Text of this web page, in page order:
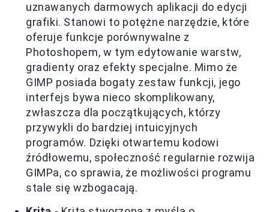
uznawanych darmowych aplikacji do edycji
grafiki. Stanowi to potężne narzędzie, które
oferuje funkcje porównywalne z
Photoshopem, w tym edytowanie warstw,
gradienty oraz efekty specjalne. Mimo że
GIMP posiada bogaty zestaw funkcji, jego
interfejs bywa nieco skomplikowany,
zwłaszcza dla początkujących, którzy
przywykli do bardziej intuicyjnych
programów. Dzięki otwartemu kodowi
źródłowemu, społeczność regularnie rozwija
GIMPa, co sprawia, że możliwości programu
stale się wzbogacają.